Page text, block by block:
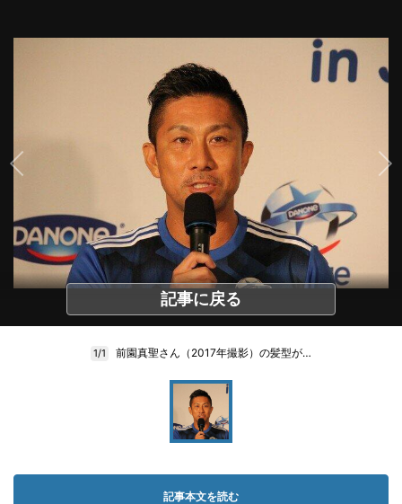
記事に戻る
1/1 前園真聖さん（2017年撮影）の髪型が…
記事本文を読む